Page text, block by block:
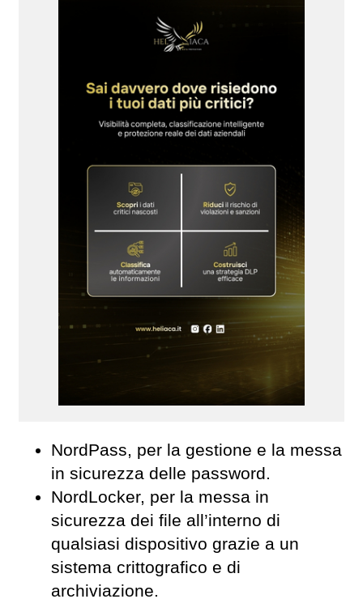
NordPass, per la gestione e la messa
in sicurezza delle password.
NordLocker, per la messa in
sicurezza dei file all’interno di
qualsiasi dispositivo grazie a un
sistema crittografico e di
archiviazione.